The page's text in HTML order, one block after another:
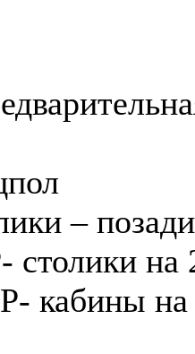
–
столики
кабины